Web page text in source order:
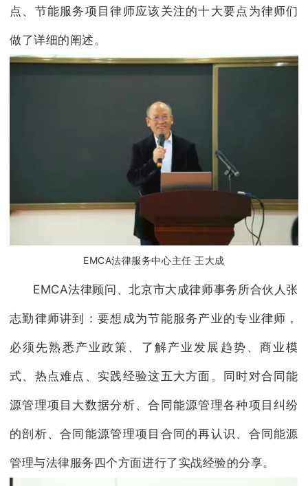
点、节能服务项目律师应该关注的十大要点为律师们
做了详细的阐述。
EMCA法律服务中心主任 王大成
EMCA法律顾问、北京市大成律师事务所合伙人张
志勤律师讲到：要想成为节能服务产业的专业律师，
必须先熟悉产业政策、了解产业发展趋势、商业模
式、热点难点、实践经验这五大方面。同时对合同能
源管理项目大数据分析、合同能源管理各种项目纠纷
的剖析、合同能源管理项目合同的再认识、合同能源
管理与法律服务四个方面进行了实战经验的分享。